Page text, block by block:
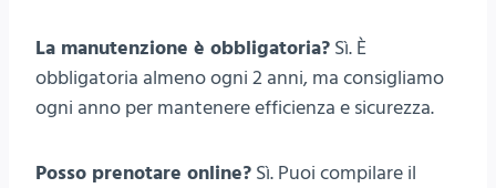
La manutenzione è obbligatoria? Sì. È
obbligatoria almeno ogni 2 anni, ma consigliamo
ogni anno per mantenere efficienza e sicurezza.
Posso prenotare online? Sì. Puoi compilare il